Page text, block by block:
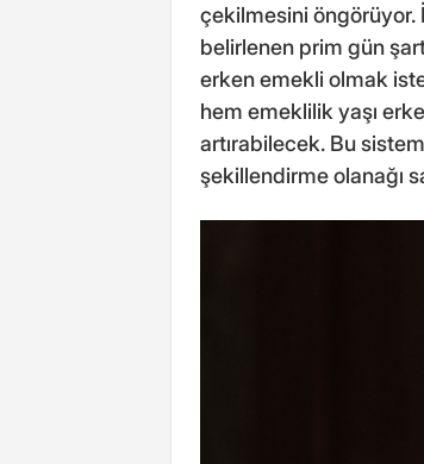
çekilmesini öngörüyor.
belirlenen prim gün
erken emekli olmak
hem emeklilik yaşı
artırabilecek. Bu
şekillendirme olanağı